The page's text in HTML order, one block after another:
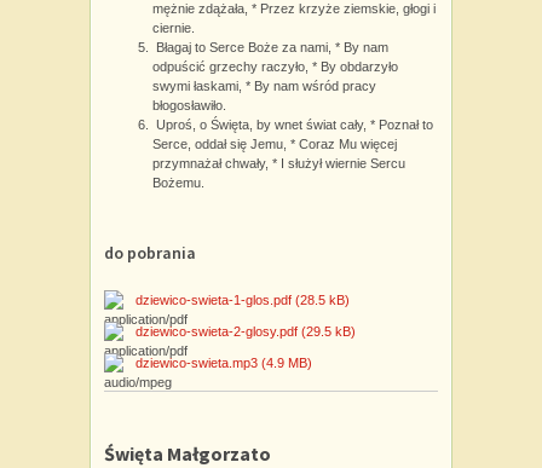
mężnie zdążała, * Przez krzyże ziemskie, głogi i
ciernie.
Błagaj to Serce Boże za nami, * By nam
odpuścić grzechy raczyło, * By obdarzyło
swymi łaskami, * By nam wśród pracy
błogosławiło.
Uproś, o Święta, by wnet świat cały, * Poznał to
Serce, oddał się Jemu, * Coraz Mu więcej
przymnażał chwały, * I służył wiernie Sercu
Bożemu.
do pobrania
dziewico-swieta-1-glos.pdf (28.5 kB)
dziewico-swieta-2-glosy.pdf (29.5 kB)
dziewico-swieta.mp3 (4.9 MB)
Święta Małgorzato